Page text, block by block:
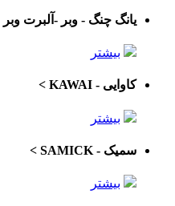
یانگ چنگ - وبر -آلبرت وبر
بیشتر
کاوایی - KAWAI >
بیشتر
سمیک - SAMICK >
بیشتر